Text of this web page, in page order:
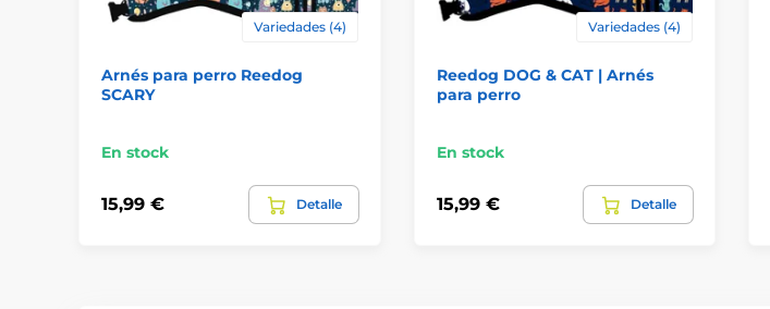
Variedades (4)
Arnés para perro Reedog
SCARY
En stock
15,99 € Detalle
Variedades (4)
Reedog DOG & CAT | Arnés
para perro
En stock
15,99 € Detalle